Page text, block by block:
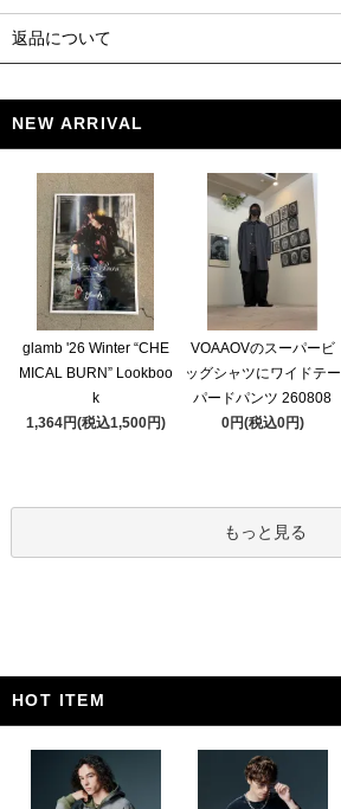
返品について
NEW ARRIVAL
glamb '26 Winter “CHE
MICAL BURN” Lookboo
k
1,364円(税込1,500円)
VOAAOVのスーパービ
ッグシャツにワイドテー
パードパンツ 260808
0円(税込0円)
もっと見る
HOT ITEM